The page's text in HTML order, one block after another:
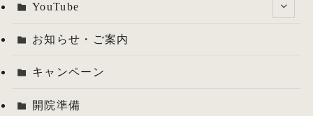
YouTube
お知らせ・ご案内
キャンペーン
開院準備